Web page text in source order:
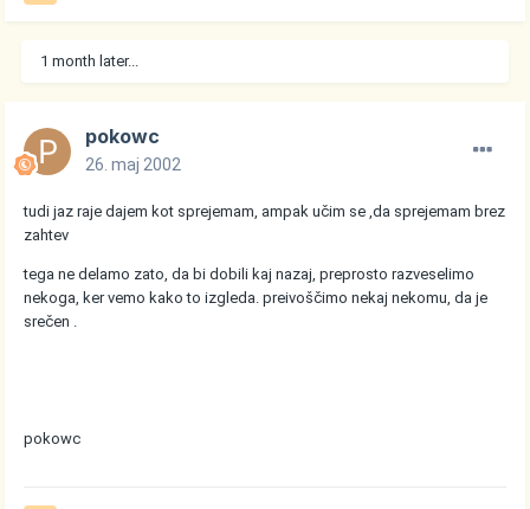
1 month later...
pokowc
26. maj 2002
tudi jaz raje dajem kot sprejemam, ampak učim se ,da sprejemam brez
zahtev
tega ne delamo zato, da bi dobili kaj nazaj, preprosto razveselimo
nekoga, ker vemo kako to izgleda. preivoščimo nekaj nekomu, da je
srečen .
pokowc